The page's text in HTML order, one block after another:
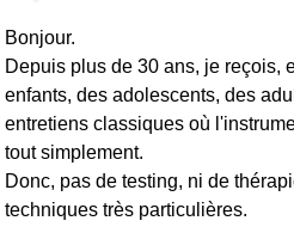
Bonjour.
Depuis plus de 30 ans, je reçois,
enfants, des adolescents, des
entretiens classiques où
tout simplement.
Donc, pas de testing, ni de
techniques très particulières.